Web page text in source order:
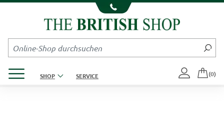
Kompletten Head der Seite überspringen
SHOP SERVICE (0)